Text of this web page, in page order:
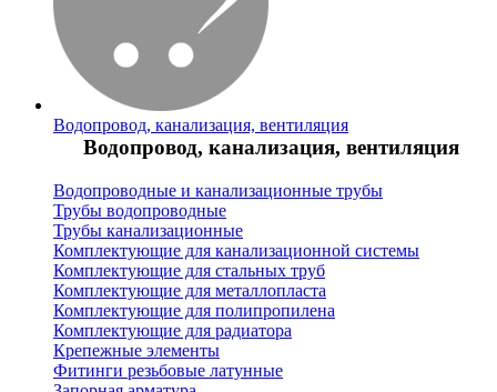
Водопровод, канализация, вентиляция
Водопровод, канализация, вентиляция
Водопроводные и канализационные трубы
Трубы водопроводные
Трубы канализационные
Комплектующие для канализационной системы
Комплектующие для стальных труб
Комплектующие для металлопласта
Комплектующие для полипропилена
Комплектующие для радиатора
Крепежные элементы
Фитинги резьбовые латунные